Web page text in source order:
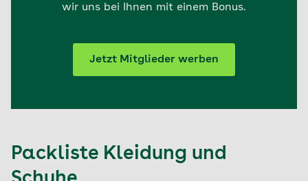
wir uns bei Ihnen mit einem Bonus.
Jetzt Mitglieder werben
Packliste Kleidung und